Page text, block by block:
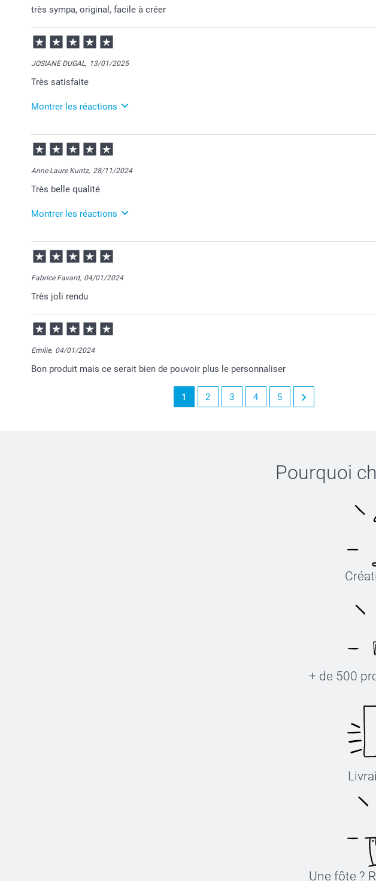
très sympa, original, facile à créer
JOSIANE DUGAL, 13/01/2025
Très satisfaite
Montrer les réactions
12/03/2025
09:41
Merci Josiane pour ce chouette commentaire!
Au plaisir
Anne-Laure Kuntz, 28/11/2024
Très belle qualité
Montrer les réactions
29/11/2024
07:23
Bonjour Anne-Laure,
vous plaise.
Florence@smartphoto
Fabrice Favard, 04/01/2024
Très joli rendu
Emilie, 04/01/2024
Bon produit mais ce serait bien de pouvoir plus le personnaliser
1 2 3 4 5
Pourquoi
+ de 500
Une fôte ?